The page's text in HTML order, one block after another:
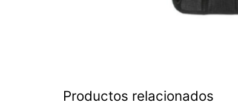
Productos relacionados